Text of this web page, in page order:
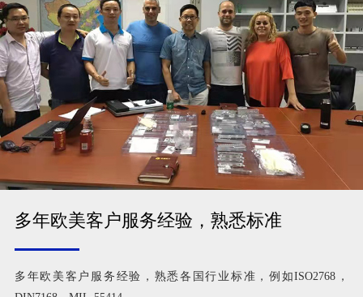
多年欧美客户服务经验，熟悉标准
多年欧美客户服务经验，熟悉各国行业标准，例如ISO2768，